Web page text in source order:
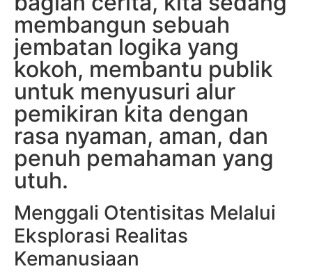
membangun sebuah
jembatan logika yang
kokoh, membantu publik
untuk menyusuri alur
pemikiran kita dengan
rasa nyaman, aman, dan
penuh pemahaman yang
utuh.
Menggali Otentisitas Melalui
Eksplorasi Realitas
Kemanusiaan